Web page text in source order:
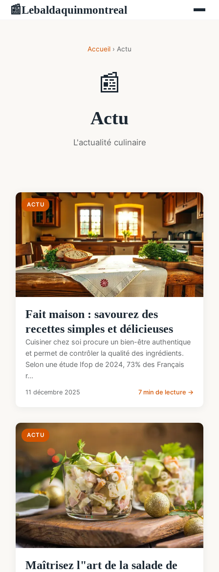
📰Lebaldaquinmontreal
Accueil › Actu
📰
Actu
L'actualité culinaire
ACTU
Fait maison : savourez des
recettes simples et délicieuses
Cuisiner chez soi procure un bien-être authentique
et permet de contrôler la qualité des ingrédients.
Selon une étude Ifop de 2024, 73% des Français
r...
11 décembre 2025 7 min de lecture →
ACTU
Maîtrisez l"art de la salade de